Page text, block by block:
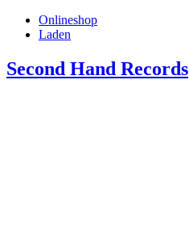
Onlineshop
Laden
Second Hand Records